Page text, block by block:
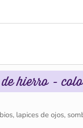
hierro -
lapices de ojos,